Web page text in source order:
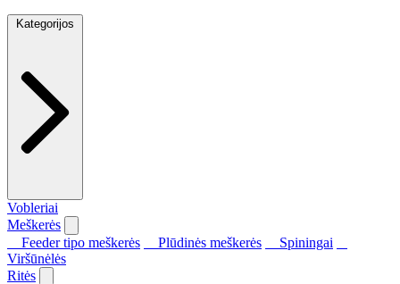
Kategorijos
Vobleriai
Meškerės
Feeder tipo meškerės
Plūdinės meškerės
Spiningai
Viršūnėlės
Ritės